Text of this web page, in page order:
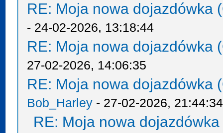
RE: Moja nowa dojazdówka
- 24-02-2026, 13:18:44
RE: Moja nowa dojazdówka
27-02-2026, 14:06:35
RE: Moja nowa dojazdówka
Bob_Harley - 27-02-2026, 21:44:34
RE: Moja nowa